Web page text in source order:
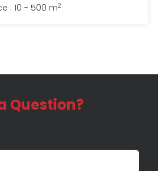
: 10 - 500 m2
Question?